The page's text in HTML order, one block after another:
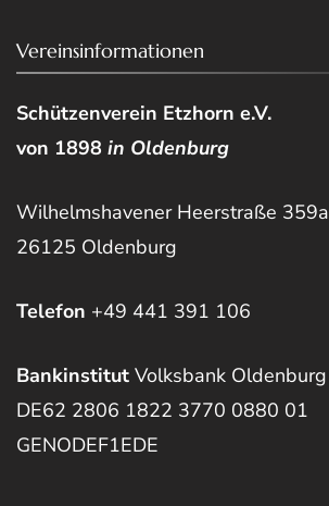
Vereinsinformationen
Schützenverein Etzhorn e.V.
von 1898 in Oldenburg
Wilhelmshavener Heerstraße 359a
26125 Oldenburg
Telefon +49 441 391 106
Bankinstitut Volksbank Oldenburg
DE62 2806 1822 3770 0880 01
GENODEF1EDE